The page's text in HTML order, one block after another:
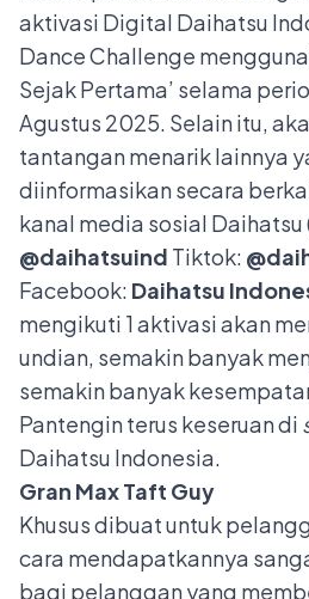
aktivasi Digital Daihatsu
Dance Challenge
Sejak Pertama’ selama
Agustus 2025. Selain itu,
tantangan menarik lainnya
diinformasikan secara
kanal media sosial Daihatsu
@daihatsuind Tiktok:
Facebook: Daihatsu
mengikuti 1 aktivasi akan
undian, semakin banyak
semakin banyak
Pantengin terus keseruan di
Daihatsu Indonesia.
Gran Max Taft Guy
Khusus dibuat untuk
cara mendapatkannya
bagi pelanggan yang